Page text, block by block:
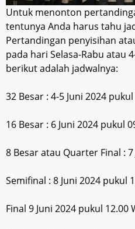
Untuk menonton
tentunya Anda harus tahu
Pertandingan penyisihan
pada hari Selasa-Rabu atau
berikut adalah jadwalnya:
32 Besar : 4-5 Juni 2024
16 Besar : 6 Juni 2024 pukul
8 Besar atau Quarter Final :
Semifinal : 8 Juni 2024 pukul
Final 9 Juni 2024 pukul 12.00